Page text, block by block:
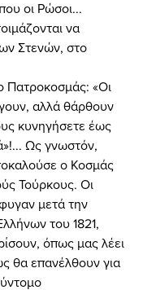
οι Ρώσοι...
να
Στενών, στο
αλλά θάρθουν
κυνηγήσετε έως
Ως γνωστόν,
ο Κοσμάς
Τούρκους. Οι
μετά την
του 1821,
όπως μας λέει
θα επανέλθουν για